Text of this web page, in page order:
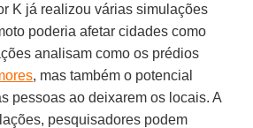
K já realizou várias simulações
poderia afetar cidades como
analisam como os prédios
, mas também o potencial
pessoas ao deixarem os locais. A
pesquisadores podem